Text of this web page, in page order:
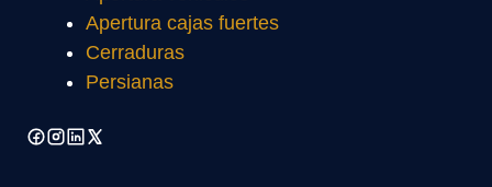
Apertura cajas fuertes
Cerraduras
Persianas